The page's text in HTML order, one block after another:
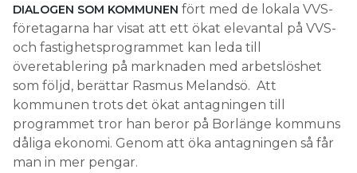
DIALOGEN SOM KOMMUNEN fört med de lokala VVS-
företagarna har visat att ett ökat elevantal på VVS-
och fastighetsprogrammet kan leda till
överetablering på marknaden med arbetslöshet
som följd, berättar Rasmus Melandsö. Att
kommunen trots det ökat antagningen till
programmet tror han beror på Borlänge kommuns
dåliga ekonomi. Genom att öka antagningen så får
man in mer pengar.